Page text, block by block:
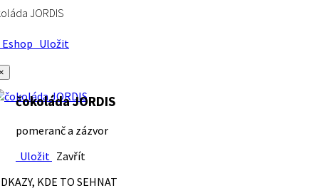
JORDIS
Uložit
čokoláda JORDIS
pomeranč a zázvor
Uložit Zavřít
KDE TO SEHNAT